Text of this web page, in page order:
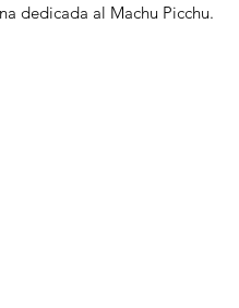
dedicada al Machu Picchu.